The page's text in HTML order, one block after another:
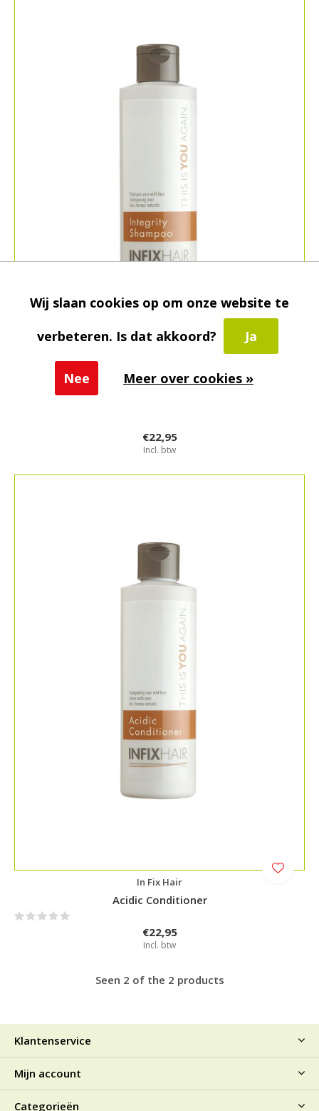
In Fix Hair
€22,95
Incl. btw
In Fix Hair
Acidic Conditioner
€22,95
Incl. btw
Seen 2 of the 2 products
Klantenservice
Mijn account
Categorieën
Wij slaan cookies op om onze website te
verbeteren. Is dat akkoord?
Ja
Nee Meer over cookies »